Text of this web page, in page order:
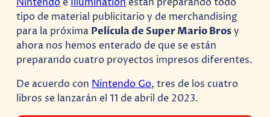
tipo de material publicitario y de merchandising
para la próxima Película de Super Mario Brosy
ahora nos hemos enterado de que se están
preparando cuatro proyectos impresos diferentes.
De acuerdo con Nintendo Go, tres de los cuatro
libros se lanzarán el 11 de abril de 2023.